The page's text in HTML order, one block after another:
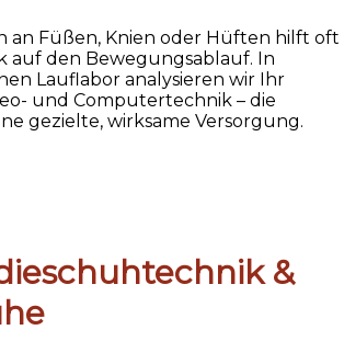
an Füßen, Knien oder Hüften hilft oft
auf den Bewegungsablauf. In
Lauflabor analysieren wir Ihr
und Computertechnik – die
gezielte, wirksame Versorgung.
&